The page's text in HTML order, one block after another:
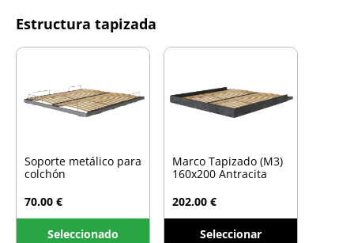
Estructura tapizada
Soporte metálico para
colchón
70.00 €
Seleccionado
Marco Tapizado (M3)
160x200 Antracita
202.00 €
Seleccionar